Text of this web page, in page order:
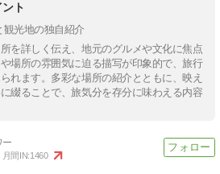
ト
観光地の独自紹介
を詳しく伝え、地元のグルメや文化に焦点
場所の雰囲気に迫る描写が印象的で、旅行
れます。多彩な場所の紹介とともに、映え
綴ることで、旅気分を存分に味わえる内容
月間IN:1460